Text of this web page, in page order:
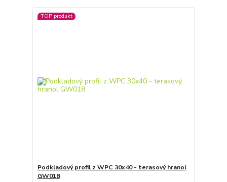
TOP produkt
Podkladový profil z WPC 30x40 - terasový hranol
GW018